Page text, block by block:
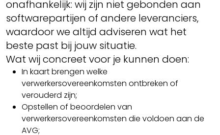
onafhankelijk: wij zijn niet gebonden aan
softwarepartijen of andere leveranciers,
waardoor we altijd adviseren wat het
beste past bij jouw situatie.
Wat wij concreet voor je kunnen doen:
In kaart brengen welke
verwerkersovereenkomsten ontbreken of
verouderd zijn;
Opstellen of beoordelen van
verwerkersovereenkomsten die voldoen aan de
AVG;